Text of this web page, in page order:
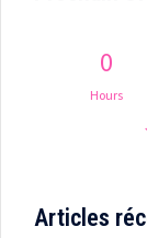
0
Hours
Articles